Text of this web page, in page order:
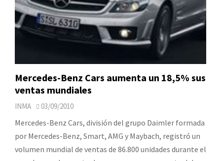
Mercedes-Benz Cars aumenta un 18,5% sus
ventas mundiales
INMA 03/09/2010
Mercedes-Benz Cars, división del grupo Daimler formada
por Mercedes-Benz, Smart, AMG y Maybach, registró un
volumen mundial de ventas de 86.800 unidades durante el